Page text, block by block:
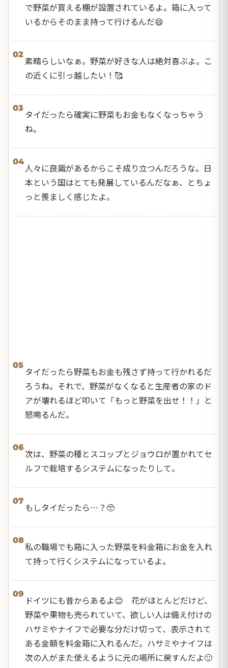
で野菜が買える棚が設置されているよ。箱に入って
いるからそのまま持って行けるんだ😄
02
素晴らしいなぁ。野菜が好きな人は絶対喜ぶよ。こ
の近くに引っ越したい！🥰
03
タイだったら確実に野菜もお金もなくなっちゃう
ね。
04
人々に良識があるからこそ成り立つんだろうな。日
本という国はとても発展しているんだなぁ、とちょ
っと羨ましく感じたよ。
05
タイだったら野菜もお金も残さず持って行かれるだ
ろうね。それで、野菜がなくなると生産者の家のド
アが壊れるほど叩いて「もっと野菜を出せ！！」と
怒鳴るんだ。
06
次は、野菜の種とスコップとジョウロが置かれてセ
ルフで栽培するシステムになったりして。
07
もしタイだったら…？🥺
08
私の職場でも箱に入った野菜を料金箱にお金を入れ
て持って行くシステムになっているよ。
09
ドイツにも昔からあるよ😊 花がほとんどだけど、
野菜や果物も売られていて、欲しい人は備え付けの
ハサミやナイフで必要な分だけ切って、表示されて
ある金額を料金箱に入れるんだ。ハサミやナイフは
次の人がまた使えるように元の場所に戻すんだよ🙂